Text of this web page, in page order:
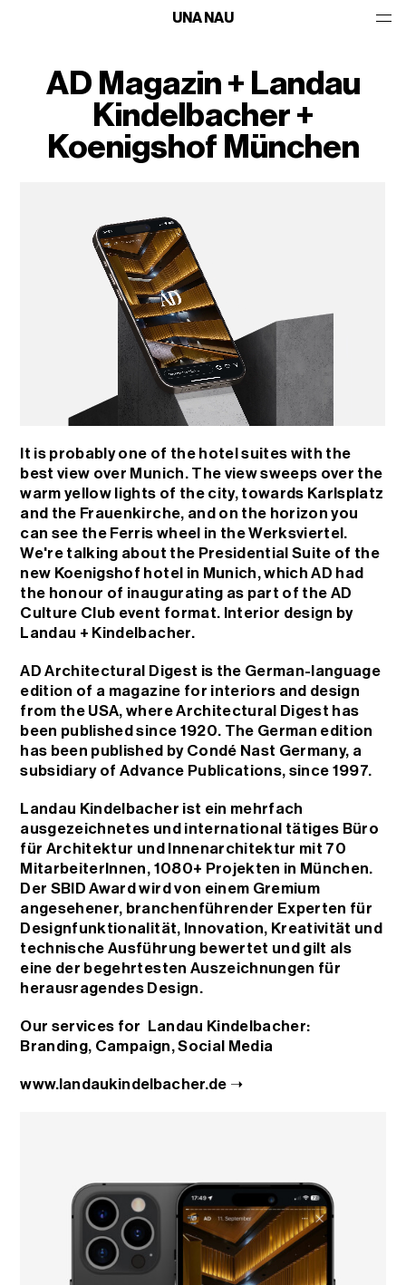
UNA NAU
AD Magazin + Landau
Kindelbacher +
Koenigshof München
It is probably one of the hotel suites with the
best view over Munich. The view sweeps over the
warm yellow lights of the city, towards Karlsplatz
and the Frauenkirche, and on the horizon you
can see the Ferris wheel in the Werksviertel.
We're talking about the Presidential Suite of the
new Koenigshof hotel in Munich, which AD had
the honour of inaugurating as part of the AD
Culture Club event format. Interior design by
Landau + Kindelbacher.
AD Architectural Digest is the German-language
edition of a magazine for interiors and design
from the USA, where Architectural Digest has
been published since 1920. The German edition
has been published by Condé Nast Germany, a
subsidiary of Advance Publications, since 1997.
Landau Kindelbacher ist ein mehrfach
ausgezeichnetes und international tätiges Büro
für Architektur und Innenarchitektur mit 70
MitarbeiterInnen, 1080+ Projekten in München.
Der SBID Award wird von einem Gremium
angesehener, branchenführender Experten für
Designfunktionalität, Innovation, Kreativität und
technische Ausführung bewertet und gilt als
eine der begehrtesten Auszeichnungen für
herausragendes Design.
Our services for Landau Kindelbacher:
Branding, Campaign,Social Media
www.landaukindelbacher.de ➝